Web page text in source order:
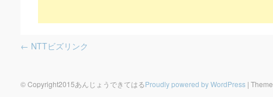
← NTTビズリンク
© Copyright2015あんじょうできてはるProudly powered by WordPress |